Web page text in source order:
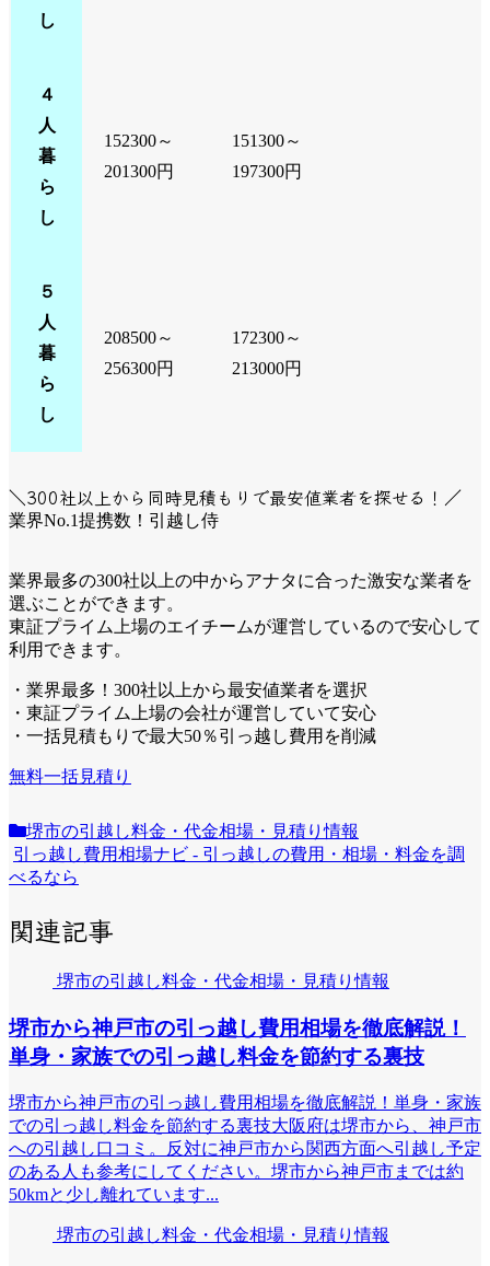
し
４
人
暮
ら
し
152300～
201300円
151300～
197300円
５
人
暮
ら
し
208500～
256300円
172300～
213000円
＼300社以上から同時見積もりで最安値業者を探せる！／
業界No.1提携数！引越し侍
業界最多の300社以上の中からアナタに合った激安な業者を
選ぶことができます。
東証プライム上場のエイチームが運営しているので安心して
利用できます。
・業界最多！300社以上から最安値業者を選択
・東証プライム上場の会社が運営していて安心
・一括見積もりで最大50％引っ越し費用を削減
無料一括見積り
堺市の引越し料金・代金相場・見積り情報
引っ越し費用相場ナビ - 引っ越しの費用・相場・料金を調
べるなら
関連記事
堺市の引越し料金・代金相場・見積り情報
堺市から神戸市の引っ越し費用相場を徹底解説！
単身・家族での引っ越し料金を節約する裏技
堺市から神戸市の引っ越し費用相場を徹底解説！単身・家族
での引っ越し料金を節約する裏技大阪府は堺市から、神戸市
への引越し口コミ。反対に神戸市から関西方面へ引越し予定
のある人も参考にしてください。堺市から神戸市までは約
50kmと少し離れています...
堺市の引越し料金・代金相場・見積り情報